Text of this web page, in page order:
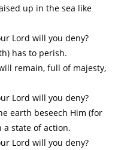
up in the sea like
Lord will you deny?
has to perish.
remain, full of majesty,
Lord will you deny?
earth beseech Him (for
a state of action.
Lord will you deny?